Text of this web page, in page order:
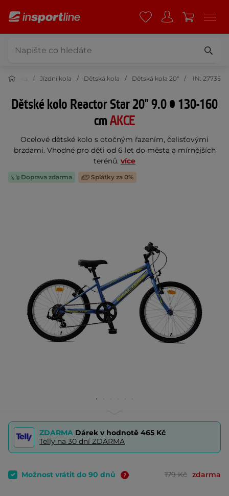
Jízdní kola Dětská kola Dětská kola 20" IN: 27735
Dětské kolo Reactor Star 20" 9.0 • 130-160
cmAKCE
Ocelové dětské kolo s otočným řazením, čelisťovými
brzdami. Vhodné pro děti od 6 let do města a mírnějších
terénů. více
Doprava zdarma Splátky za 0%
ZDARMA Dárek v hodnotě 465 Kč
Telly na 30 dní ZDARMA
Možnost vrátit do 90 dnů 179 Kč zdarma